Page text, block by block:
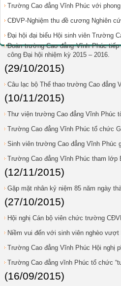
Trường Cao đẳng Vĩnh Phúc với
CĐVP-Nghiệm thu đề cương Nghiên
Đại hội đại biểu Hội sinh viên Trường
Đoàn trường Cao đẳng Vĩnh Phúc
công Đại hội nhiệm kỳ 2015 – 2016.
(29/10/2015)
Câu lạc bộ Thể thao trường Cao đẳng
(10/11/2015)
Thư viện trường Cao đẳng Vĩnh Phúc
Trường Cao đẳng Vĩnh Phúc tổ chức
Sinh viên trường Cao đẳng Vĩnh Phúc
Trường Cao đẳng Vĩnh Phúc tham lớp
(12/11/2015)
Gặp mặt nhân kỷ niệm 85 năm ngày
(27/10/2015)
Hội nghị Cán bộ viên chức trường
Niềm vui đến với sinh viên nghèo
Trường Cao đẳng Vĩnh Phúc Hội nghị
Trường Cao đẳng vĩnh Phúc tổ chức
(16/09/2015)